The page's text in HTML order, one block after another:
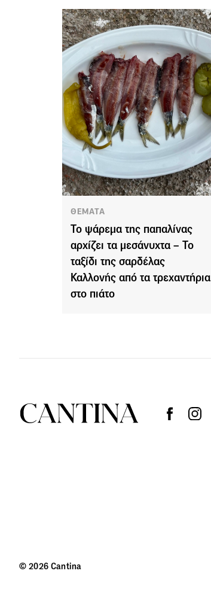
ΘΕΜΑΤΑ
Το ψάρεμα της παπαλίνας
αρχίζει τα μεσάνυχτα – Το
ταξίδι της σαρδέλας
Καλλονής από τα τρεχαντήρια
στο πιάτο
© 2026 Cantina